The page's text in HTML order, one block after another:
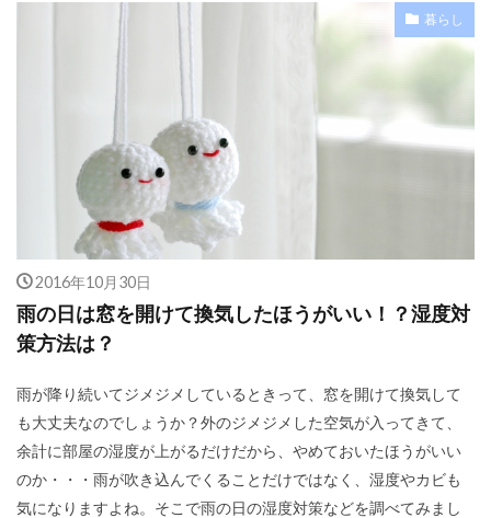
暮らし
2016年10月30日
雨の日は窓を開けて換気したほうがいい！？湿度対
策方法は？
雨が降り続いてジメジメしているときって、窓を開けて換気して
も大丈夫なのでしょうか？外のジメジメした空気が入ってきて、
余計に部屋の湿度が上がるだけだから、やめておいたほうがいい
のか・・・雨が吹き込んでくることだけではなく、湿度やカビも
気になりますよね。そこで雨の日の湿度対策などを調べてみまし